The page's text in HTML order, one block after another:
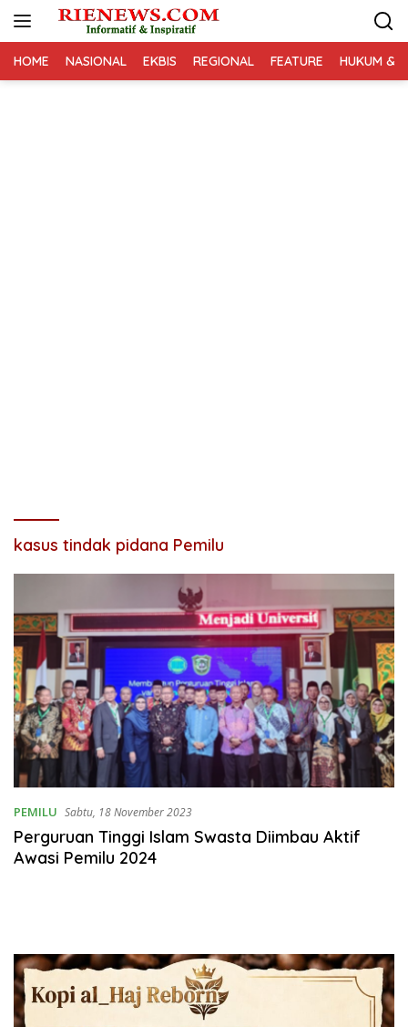
HOME NASIONAL EKBIS REGIONAL FEATURE HUKUM &
kasus tindak pidana Pemilu
PEMILU Sabtu, 18 November 2023
Perguruan Tinggi Islam Swasta Diimbau Aktif
Awasi Pemilu 2024